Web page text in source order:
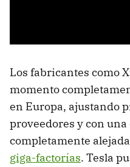
Los fabricantes como
momento
en Europa, ajustando
proveedores y con
completamente
giga-factorías. Tesla